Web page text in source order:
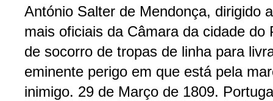
António Salter de Mendonça, dirigido
mais oficiais da Câmara da cidade do
de socorro de tropas de linha para
eminente perigo em que está pela
inimigo. 29 de Março de 1809.